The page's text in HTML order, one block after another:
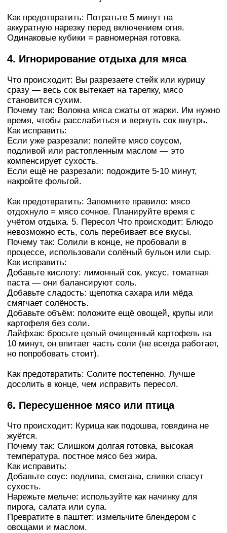
Как предотвратить: Потратьте 5 минут на
аккуратную нарезку перед включением огня.
Одинаковые кубики = равномерная готовка.
4. Игнорирование отдыха для мяса
Что происходит: Вы разрезаете стейк или курицу
сразу — весь сок вытекает на тарелку, мясо
становится сухим.
Почему так: Волокна мяса сжаты от жарки. Им нужно
время, чтобы расслабиться и вернуть сок внутрь.
Как исправить:
Если уже разрезали: полейте мясо соусом,
подливой или растопленным маслом — это
компенсирует сухость.
Если ещё не разрезали: подождите 5-10 минут,
накройте фольгой.
Как предотвратить: Запомните правило: мясо
отдохнуло = мясо сочное. Планируйте время с
учётом отдыха. 5. Пересол Что происходит: Блюдо
невозможно есть, соль перебивает все вкусы.
Почему так: Солили в конце, не пробовали в
процессе, использовали солёный бульон или сыр.
Как исправить:
Добавьте кислоту: лимонный сок, уксус, томатная
паста — они балансируют соль.
Добавьте сладость: щепотка сахара или мёда
смягчает солёность.
Добавьте объём: положите ещё овощей, крупы или
картофеля без соли.
Лайфхак: бросьте целый очищенный картофель на
10 минут, он впитает часть соли (не всегда работает,
но попробовать стоит).
Как предотвратить: Солите постепенно. Лучше
досолить в конце, чем исправить пересол.
6. Пересушенное мясо или птица
Что происходит: Курица как подошва, говядина не
жуётся.
Почему так: Слишком долгая готовка, высокая
температура, постное мясо без жира.
Как исправить:
Добавьте соус: подлива, сметана, сливки спасут
сухость.
Нарежьте мельче: используйте как начинку для
пирога, салата или супа.
Превратите в паштет: измельчите блендером с
овощами и маслом.